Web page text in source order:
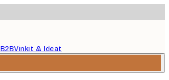
B2BVinkit & Ideat